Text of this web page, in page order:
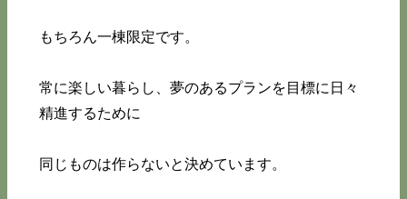
もちろん一棟限定です。
常に楽しい暮らし、夢のあるプランを目標に日々
精進するために
同じものは作らないと決めています。